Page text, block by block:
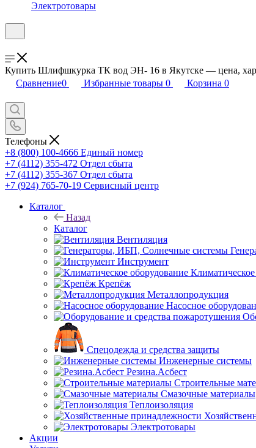
Электротовары
Купить Шлифшкурка ТК вод ЭН- 16 в Якутске — цена,
Сравнение0 Избранные товары 0 Корзина 0
Телефоны
+8 (800) 100-4666 Единый номер
+7 (4112) 355-472 Отдел сбыта
+7 (4112) 355-367 Отдел сбыта
+7 (924) 765-70-19 Сервисный центр
Каталог
Назад
Каталог
Вентиляция
Инструмент
Крепёж
Металлопродукция
Насосное
Спецодежда и средства защиты
Инженерные системы
Резина.Асбест
Строительные
Смазочные материалы
Теплоизоляция
Электротовары
Акции